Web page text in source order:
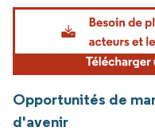
Image © Mordor Intelligence. La
Opportunités de
d'avenir